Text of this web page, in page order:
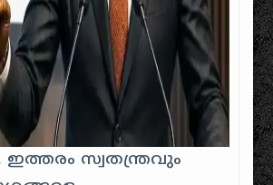
ഇത്തരം സ്വതന്ത്രവും